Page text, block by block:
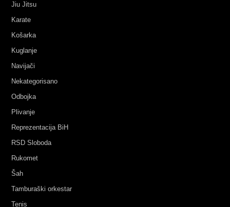
Jiu Jitsu
Karate
Košarka
Kuglanje
Navijači
Nekategorisano
Odbojka
Plivanje
Reprezentacija BiH
RSD Sloboda
Rukomet
Šah
Tamburaški orkestar
Tenis